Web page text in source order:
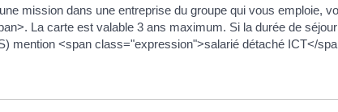
mission dans une entreprise du groupe qui vous emploie,
La carte est valable 3 ans maximum. Si la durée de
mention <span class="expression">salarié détaché ICT</